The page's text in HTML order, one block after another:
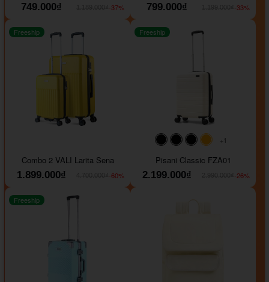
749.000₫
-37%
799.000₫
-33%
Freeship
Combo 2 VALI Larita Sena
1.899.000₫
-60%
#000000#000000#000000
+1
Freeship
Pisani Classic FZA01
2.199.000₫
-26%
Freeship